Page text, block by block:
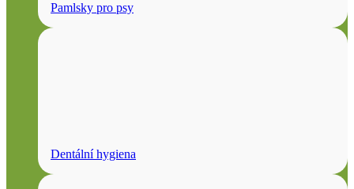
Pamlsky pro psy
Dentální hygiena